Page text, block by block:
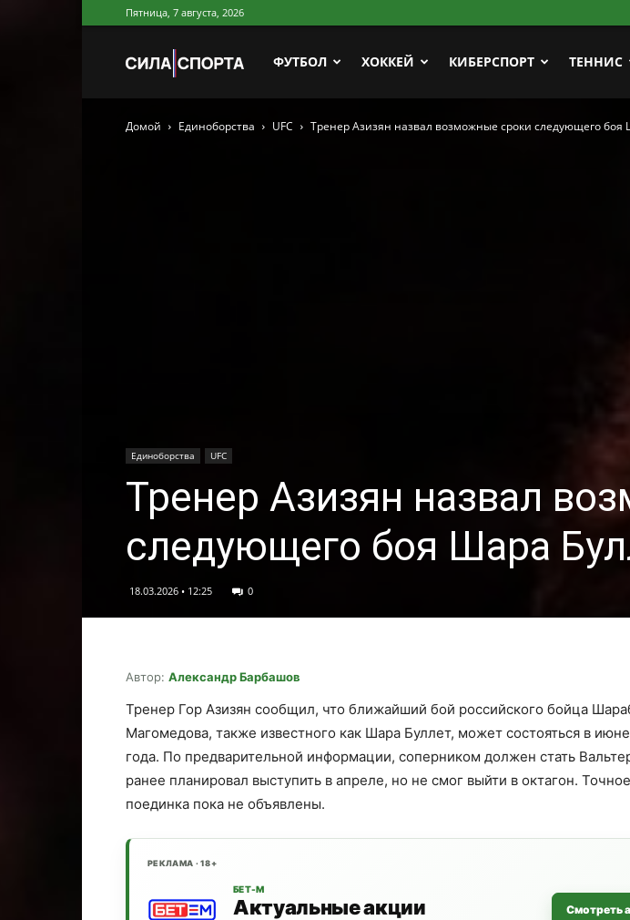
Пятница, 7 августа, 2026
Сила
Спорта
ФУТБОЛ ХОККЕЙ КИБЕРСПОРТ ТЕННИС
Домой Единоборства UFC Тренер Азизян назвал возможные сроки следующего боя
Единоборства UFC
Тренер Азизян назвал
следующего боя Шара
18.03.2026 • 12:25 0
Автор: Александр Барбашов
Тренер Гор Азизян сообщил, что ближайший бой российского бойца
Магомедова, также известного как Шара Буллет, может состояться в
года. По предварительной информации, соперником должен стать
ранее планировал выступить в апреле, но не смог выйти в октагон.
поединка пока не объявлены.
РЕКЛАМА · 18+
БЕТ-М
Актуальные акции Смотреть